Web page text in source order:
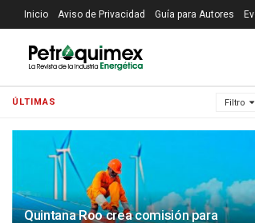
ÚLTIMAS Filtro
Quintana Roo crea comisión para
Inicio Aviso de Privacidad Guía para Autores